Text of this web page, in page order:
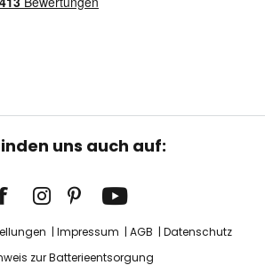
uns auch auf:
Impressum AGB
Datenschutz
zur Batterieentsorgung